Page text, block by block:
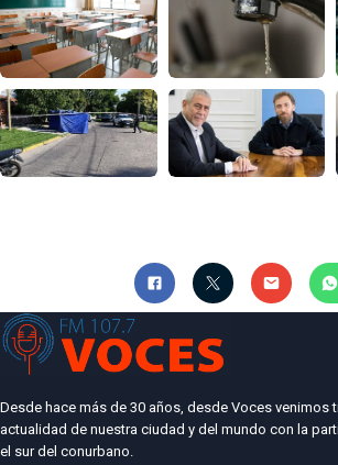
Desde hace más de 30 años, desde Voces venimos
actualidad de nuestra ciudad y del mundo con la
el sur del conurbano.